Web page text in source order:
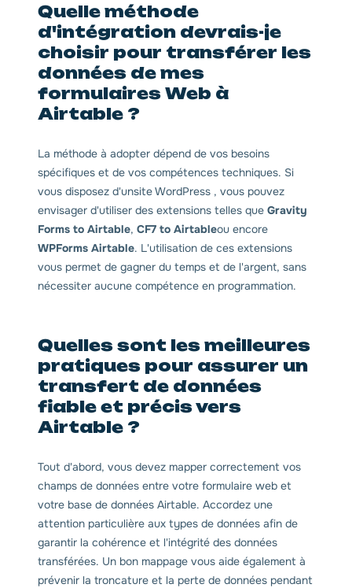
Quelle méthode
d'intégration devrais-je
choisir pour transférer les
données de mes
formulaires Web à
Airtable ?
La méthode à adopter dépend de vos besoins
spécifiques et de vos compétences techniques. Si
vous disposez d'unsite WordPress , vous pouvez
envisager d'utiliser des extensions telles que Gravity
Forms to Airtable, CF7 to Airtableou encore
WPForms Airtable. L'utilisation de ces extensions
vous permet de gagner du temps et de l'argent, sans
nécessiter aucune compétence en programmation.
Quelles sont les meilleures
pratiques pour assurer un
transfert de données
fiable et précis vers
Airtable ?
Tout d'abord, vous devez mapper correctement vos
champs de données entre votre formulaire web et
votre base de données Airtable. Accordez une
attention particulière aux types de données afin de
garantir la cohérence et l'intégrité des données
transférées. Un bon mappage vous aide également à
prévenir la troncature et la perte de données pendant